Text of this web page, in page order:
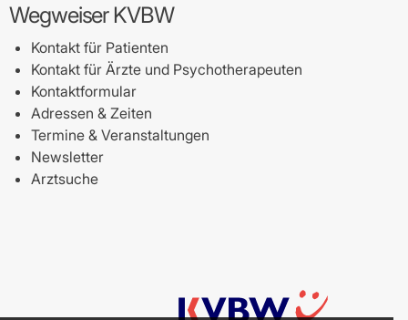
Wegweiser KVBW
Kontakt für Patienten
Kontakt für Ärzte und Psychotherapeuten
Kontaktformular
Adressen & Zeiten
Termine & Veranstaltungen
Newsletter
Arztsuche